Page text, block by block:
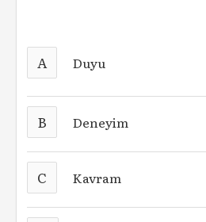
A Duyu
B Deneyim
C Kavram